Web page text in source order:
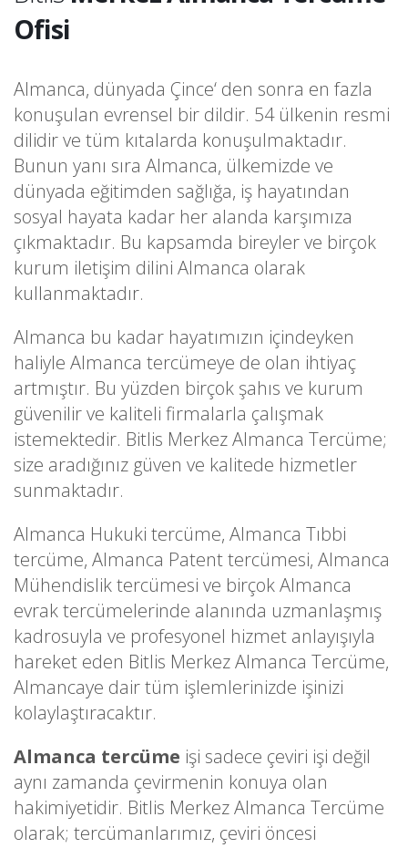
Ofisi
Almanca, dünyada Çince‘ den sonra en fazla
konuşulan evrensel bir dildir. 54 ülkenin resmi
dilidir ve tüm kıtalarda konuşulmaktadır.
Bunun yanı sıra Almanca, ülkemizde ve
dünyada eğitimden sağlığa, iş hayatından
sosyal hayata kadar her alanda karşımıza
çıkmaktadır. Bu kapsamda bireyler ve birçok
kurum iletişim dilini Almanca olarak
kullanmaktadır.
Almanca bu kadar hayatımızın içindeyken
haliyle Almanca tercümeye de olan ihtiyaç
artmıştır. Bu yüzden birçok şahıs ve kurum
güvenilir ve kaliteli firmalarla çalışmak
istemektedir. Bitlis Merkez Almanca Tercüme;
size aradığınız güven ve kalitede hizmetler
sunmaktadır.
Almanca Hukuki tercüme, Almanca Tıbbi
tercüme, Almanca Patent tercümesi, Almanca
Mühendislik tercümesi ve birçok Almanca
evrak tercümelerinde alanında uzmanlaşmış
kadrosuyla ve profesyonel hizmet anlayışıyla
hareket eden Bitlis Merkez Almanca Tercüme,
Almancaye dair tüm işlemlerinizde işinizi
kolaylaştıracaktır.
Almanca tercüme işi sadece çeviri işi değil
aynı zamanda çevirmenin konuya olan
hakimiyetidir. Bitlis Merkez Almanca Tercüme
olarak; tercümanlarımız, çeviri öncesi